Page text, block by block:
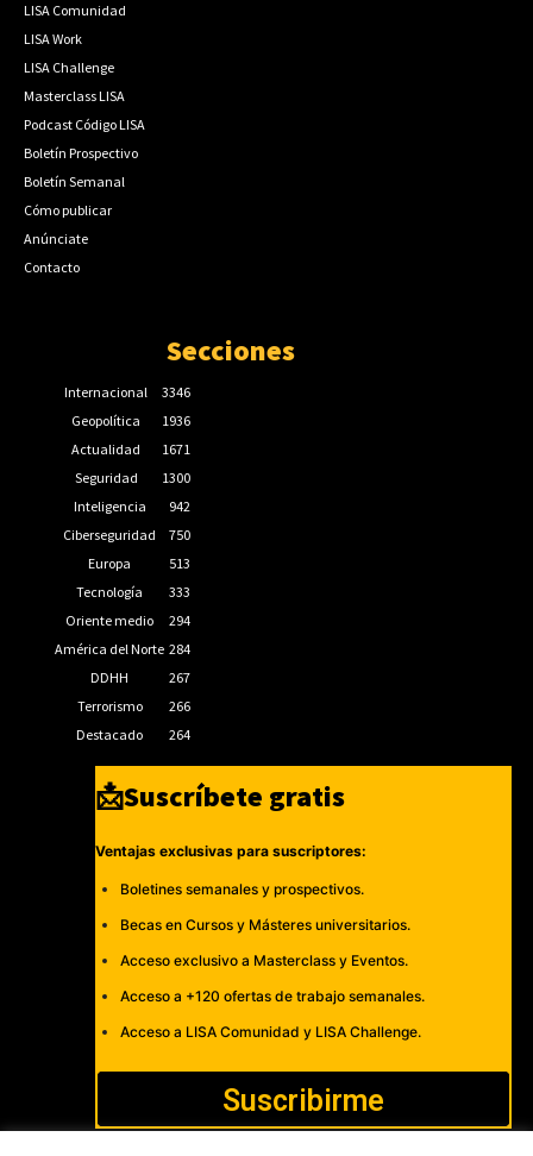
LISA Comunidad
LISA Work
LISA Challenge
Masterclass LISA
Podcast Código LISA
Boletín Prospectivo
Boletín Semanal
Cómo publicar
Anúnciate
Contacto
Secciones
Internacional
3346
Geopolítica
1936
Actualidad
1671
Seguridad
1300
Inteligencia
942
Ciberseguridad
750
Europa
513
Tecnología
333
Oriente medio
294
América del Norte 284
DDHH
267
Terrorismo
266
Destacado
264
📩Suscríbete gratis
Ventajas exclusivas para suscriptores:
Boletines semanales y prospectivos.
Becas en Cursos y Másteres universitarios.
Acceso exclusivo a Masterclass y Eventos.
Acceso a +120 ofertas de trabajo semanales.
Acceso a LISA Comunidad y LISA Challenge.
Suscribirme